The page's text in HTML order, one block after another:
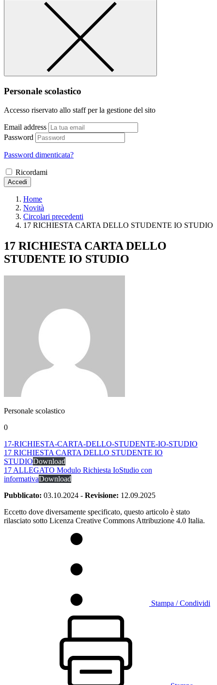
Personale scolastico
Accesso riservato allo staff per la gestione del sito
Email address
Password
Password dimenticata?
Ricordami
Accedi
Home
Novità
Circolari precedenti
17 RICHIESTA CARTA DELLO STUDENTE IO STUDIO
17 RICHIESTA CARTA DELLO
STUDENTE IO STUDIO
Personale scolastico
0
17-RICHIESTA-CARTA-DELLO-STUDENTE-IO-STUDIO
17 RICHIESTA CARTA DELLO STUDENTE IO
STUDIODownload
17 ALLEGATO Modulo Richiesta IoStudio con
informativaDownload
Pubblicato: 03.10.2024 - Revisione: 12.09.2025
Eccetto dove diversamente specificato, questo articolo è stato
rilasciato sotto Licenza Creative Commons Attribuzione 4.0 Italia.
Stampa / Condividi